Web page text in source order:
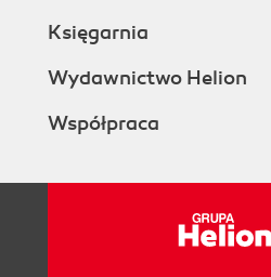
Księgarnia
Wydawnictwo Helion
Współpraca